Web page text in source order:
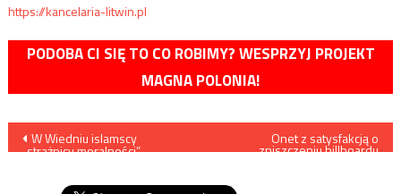
https://kancelaria-litwin.pl
PODOBA CI SIĘ TO CO ROBIMY? WESPRZYJ PROJEKT
MAGNA POLONIA!
Nawigacja
W Wiedniu islamscy
„strażnicy moralności”
Onet z satysfakcją o
zniszczeniu billboardu